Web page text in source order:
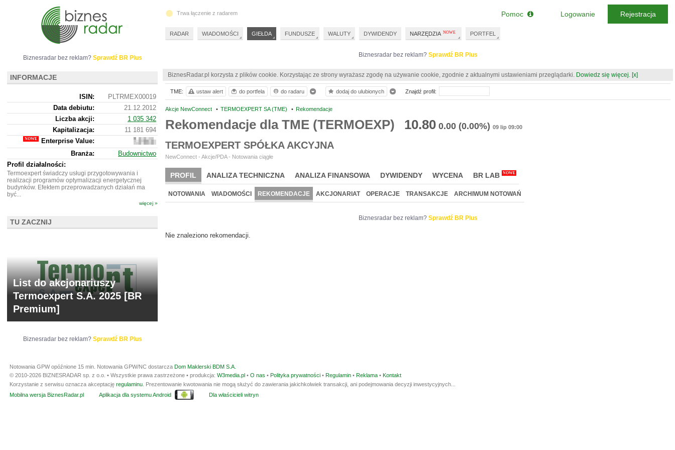
Biznesradar bez reklam? Sprawdź BR Plus
BiznesRadar.pl korzysta z plików cookie. Korzystając ze strony wyrażasz zgodę na używanie cookie, zgodnie z aktualnymi ustawieniami przeglądarki. Dowiedz się więcej. [x]
Akcje NewConnect • TERMOEXPERT SA (TME) • Rekomendacje
Rekomendacje dla TME (TERMOEXP) 10.80 0.00 (0.00%) 09 lip 09:00
TERMOEXPERT SPÓŁKA AKCYJNA
NewConnect - Akcje/PDA - Notowania ciągłe
PROFIL ANALIZA TECHNICZNA ANALIZA FINANSOWA DYWIDENDY WYCENA BR LAB NOWE
NOTOWANIA WIADOMOŚCI REKOMENDACJE AKCJONARIAT OPERACJE TRANSAKCJE ARCHIWUM NOTOWAŃ
Biznesradar bez reklam? Sprawdź BR Plus
Nie znaleziono rekomendacji.
TME: ustaw alert do portfela do radaru dodaj do ulubionych Znajdź profil:
Biznesradar bez reklam? Sprawdź BR Plus
INFORMACJE
ISIN:
PLTRMEX00019
Data debiutu:
21.12.2012
Liczba akcji:
1 035 342
Kapitalizacja:
11 181 694
Enterprise Value:
10
920
694
Branża:
Budownictwo
Profil działalności:
Termoexpert świadczy usługi przygotowywania i
realizacji programów optymalizacji energetycznej
budynków. Efektem przeprowadzanych działań ma
być...
więcej »
TU ZACZNIJ
List do akcjonariuszy
Termoexpert S.A. 2025 [BR
Premium]
Biznesradar bez reklam? Sprawdź BR Plus
Trwa łączenie z radarem
RADAR WIADOMOŚCI GIEŁDA FUNDUSZE WALUTY DYWIDENDY NARZĘDZIA PORTFEL
Pomoc Logowanie Rejestracja
Notowania GPW opóźnione 15 min. Notowania GPW/NC dostarcza Dom Maklerski BDM S.A.
© 2010-2026 BIZNESRADAR sp. z o.o. • Wszystkie prawa zastrzeżone • produkcja: W3media.pl • O nas • Polityka prywatności • Regulamin • Reklama • Kontakt
Korzystanie z serwisu oznacza akceptację regulaminu . Prezentowanie kwotowania nie mogą służyć do zawierania jakichkolwiek transakcji, ani podejmowania decyzji inwestycyjnych...
Mobilna wersja BiznesRadar.pl
Aplikacja dla systemu Android Dla właścicieli witryn